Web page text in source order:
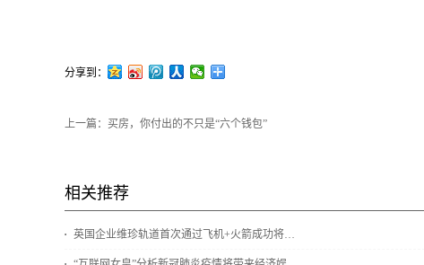
分享到：
上一篇： 买房，你付出的不只是“六个钱包”
相关推荐
英国企业维珍轨道首次通过飞机+火箭成功将10颗小卫星送入太空